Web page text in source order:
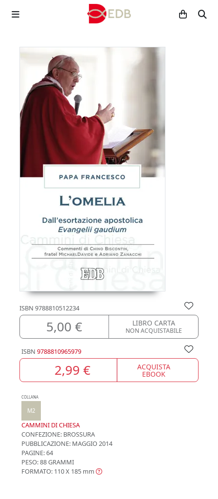
ISBN 9788810512234
5,00 € LIBRO CARTA
NON ACQUISTABILE
ISBN 9788810965979
2,99 € ACQUISTA
EBOOK
COLLANA
M2
CAMMINI DI CHIESA
CONFEZIONE: BROSSURA
PUBBLICAZIONE: MAGGIO 2014
PAGINE: 64
PESO: 88 GRAMMI
FORMATO: 110 X 185 mm